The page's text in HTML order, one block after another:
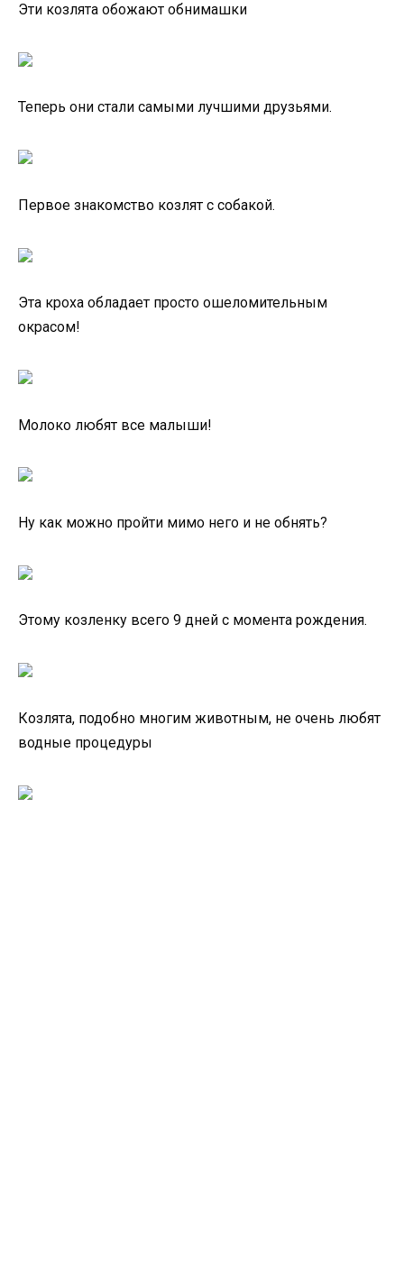
Эти козлята обожают обнимашки
Теперь они стали самыми лучшими друзьями.
Первое знакомство козлят с собакой.
Эта кроха обладает просто ошеломительным
окрасом!
Молоко любят все малыши!
Ну как можно пройти мимо него и не обнять?
Этому козленку всего 9 дней с момента рождения.
Козлята, подобно многим животным, не очень любят
водные процедуры